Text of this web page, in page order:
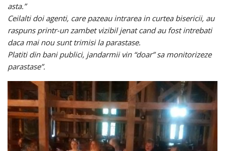
asta.”
Ceilalti doi agenti, care pazeau intrarea in curtea bisericii, au
raspuns printr-un zambet vizibil jenat cand au fost intrebati
daca mai nou sunt trimisi la parastase.
Platiti din bani publici, jandarmii vin “doar” sa monitorizeze
parastase”.